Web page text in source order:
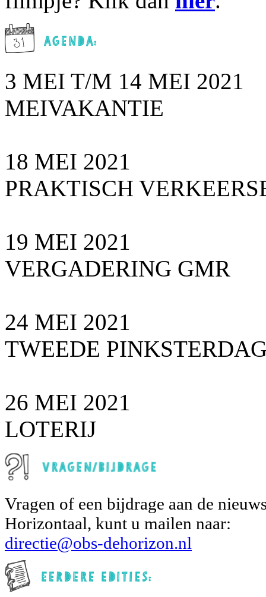
3 MEI T/M 14 MEI 2021
MEIVAKANTIE
18 MEI 2021
PRAKTISCH
19 MEI 2021
VERGADERING GMR
24 MEI 2021
TWEEDE
26 MEI 2021
LOTERIJ
Vragen of een bijdrage aan de
Horizontaal, kunt u mailen naar:
directie@obs-dehorizon.nl